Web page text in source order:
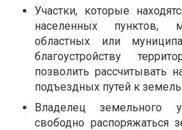
Участки, которые
населенных пунктов,
областных или
благоустройству
позволить рассчитывать
подъездных путей к
Владелец земельного
свободно распоряжаться